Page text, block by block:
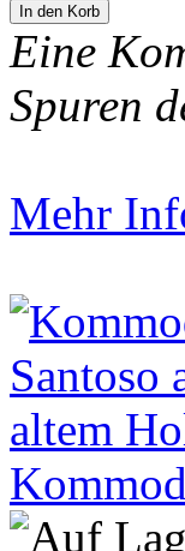
Eine
Spuren
Mehr